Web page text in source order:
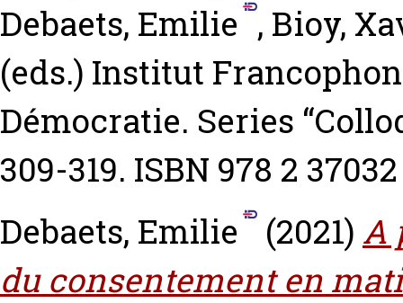
Debaets, Emilie , Bioy,
(eds.) Institut
Démocratie. Series
309-319. ISBN 978 2
Debaets, Emilie
(2021) A
du consentement en